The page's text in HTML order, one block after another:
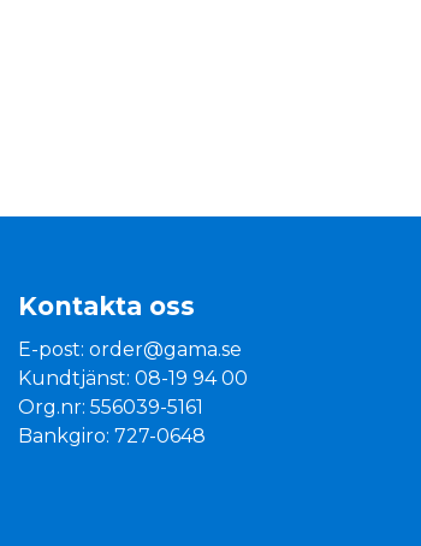
Kontakta oss
E-post: order@gama.se
Kundtjänst: 08-19 94 00
Org.nr: 556039-5161
Bankgiro: 727-0648